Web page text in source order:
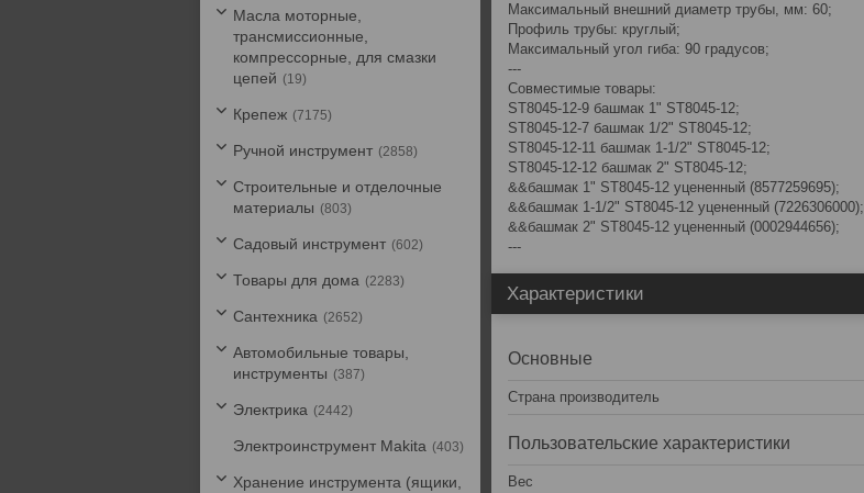
Максимальный внешний диаметр трубы, мм: 60;
Профиль трубы: круглый;
Максимальный угол гиба: 90 градусов;
---
Совместимые товары:
ST8045-12-9 башмак 1" ST8045-12;
ST8045-12-7 башмак 1/2" ST8045-12;
ST8045-12-11 башмак 1-1/2" ST8045-12;
ST8045-12-12 башмак 2" ST8045-12;
&&башмак 1" ST8045-12 уцененный (8577259695);
&&башмак 1-1/2" ST8045-12 уцененный (7226306000);
&&башмак 2" ST8045-12 уцененный (0002944656);
---
Характеристики
Основные
Страна производитель
Пользовательские характеристики
Вес
Масла моторные,
трансмиссионные,
компрессорные, для смазки
цепей
19
Крепеж 7175
Ручной инструмент 2858
Строительные и отделочные
материалы
803
Садовый инструмент 602
Товары для дома 2283
Сантехника 2652
Автомобильные товары,
инструменты
387
Электрика 2442
Электроинструмент Makita 403
Хранение инструмента (ящики,